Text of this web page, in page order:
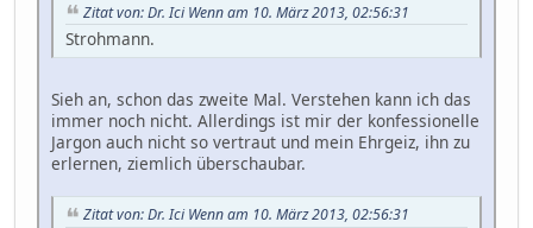
Zitat von: Dr. Ici Wenn am 10. März 2013, 02:56:31
Strohmann.
Sieh an, schon das zweite Mal. Verstehen kann ich das
immer noch nicht. Allerdings ist mir der konfessionelle
Jargon auch nicht so vertraut und mein Ehrgeiz, ihn zu
erlernen, ziemlich überschaubar.
Zitat von: Dr. Ici Wenn am 10. März 2013, 02:56:31